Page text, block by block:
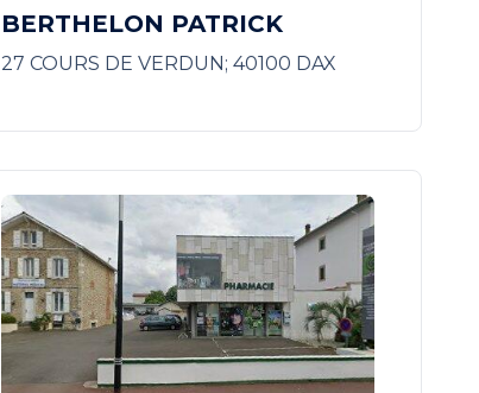
BERTHELON PATRICK
27 COURS DE VERDUN; 40100 DAX